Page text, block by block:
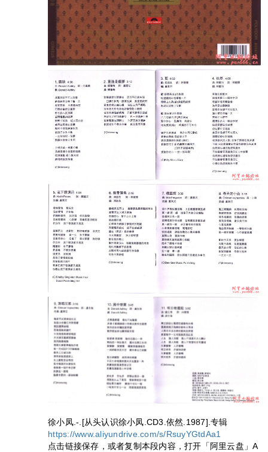
徐小凤.-.[从头认识徐小凤.CD3.依然.1987].专辑
https://www.aliyundrive.com/s/RsuyYGtdAa1
点击链接保存，或者复制本段内容，打开「阿里云盘」A